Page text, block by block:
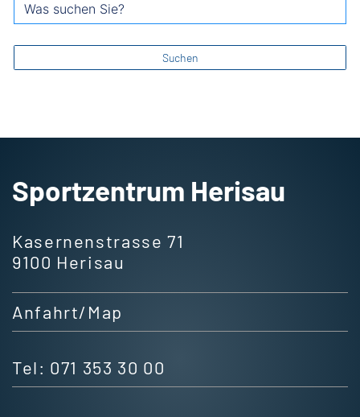
Suchbegriff erfassen
Suchen
Suchergebnisse
Suchresultate
Sportzentrum Herisau
Kasernenstrasse 71
9100 Herisau
Anfahrt/Map
Tel: 071 353 30 00